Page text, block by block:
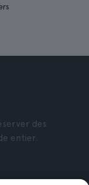
des
entier.